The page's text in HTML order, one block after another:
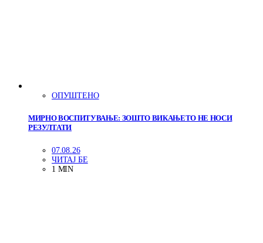
ОПУШТЕНО
МИРНО ВОСПИТУВАЊЕ: ЗОШТО ВИКАЊЕТО НЕ НОСИ
РЕЗУЛТАТИ
07.08.26
ЧИТАЈ БЕ
1 MIN